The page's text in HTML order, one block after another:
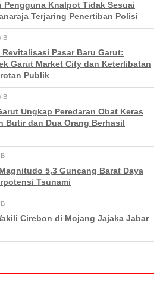
Pengguna Knalpot Tidak Sesuai
Terjaring Penertiban Polisi
Revitalisasi Pasar Baru Garut:
Garut Market City dan Keterlibatan
Publik
Ungkap Peredaran Obat Keras
Butir dan Dua Orang Berhasil
5,3 Guncang Barat Daya
Tsunami
Cirebon di Mojang Jajaka Jabar